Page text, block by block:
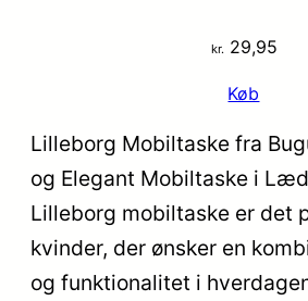
kr. 29,95
Køb
Lilleborg Mobiltaske fra
og Elegant Mobiltaske i
Lilleborg mobiltaske er det
kvinder, der ønsker en
og funktionalitet i